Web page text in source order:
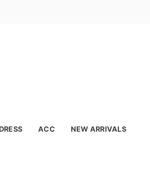
DRESS ACC NEW ARRIVALS